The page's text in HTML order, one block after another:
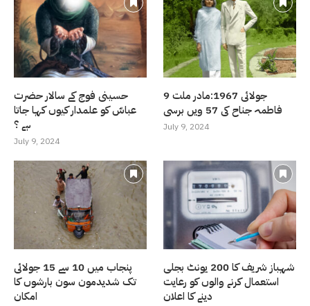
حسینی فوج کے سالار حضرت
عباسّ کو علمدار کیوں کہا جاتا
ہے ؟
July 9, 2024
9 جولائی 1967:مادر ملت
فاطمہ جناح کی 57 ویں برسی
July 9, 2024
پنجاب میں 10 سے 15 جولائی
تک شدیدمون سون بارشوں کا
امکان
شہباز شریف کا 200 یونٹ بجلی
استعمال کرنے والوں کو رعایت
دینے کا اعلان